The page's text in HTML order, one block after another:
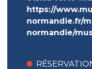
https://
normandie.fr/
normandie/